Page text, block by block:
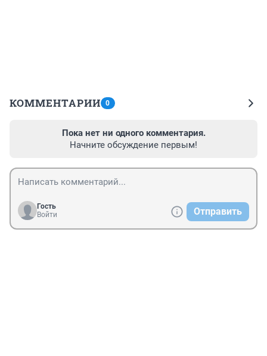
КОММЕНТАРИИ 0
Пока нет ни одного комментария.
Начните обсуждение первым!
Гость
Войти
Отправить